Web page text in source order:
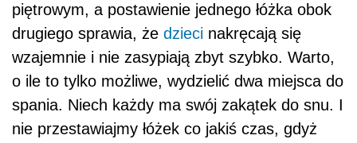
piętrowym, a postawienie jednego łóżka obok
drugiego sprawia, że dzieci nakręcają się
wzajemnie i nie zasypiają zbyt szybko. Warto,
o ile to tylko możliwe, wydzielić dwa miejsca do
spania. Niech każdy ma swój zakątek do snu. I
nie przestawiajmy łóżek co jakiś czas, gdyż